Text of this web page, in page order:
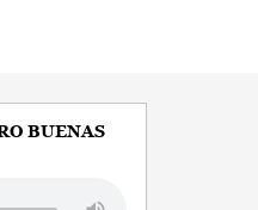
BUENAS